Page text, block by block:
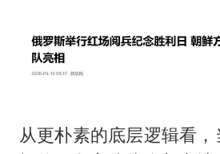
从更朴素的底层逻辑看